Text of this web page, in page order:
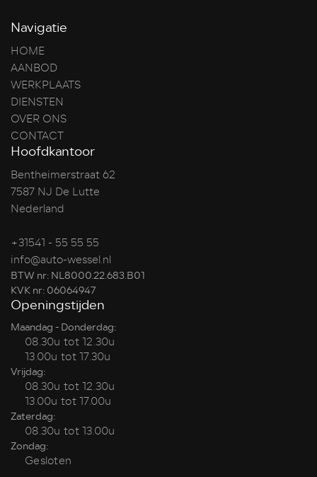
Navigatie
HOME
AANBOD
WERKPLAATS
DIENSTEN
OVER ONS
CONTACT
Hoofdkantoor
Bentheimerstraat 62
7587 NJ De Lutte
Nederland
+31541 - 55 55 55
info@auto-wessel.nl
BTW nr: NL8000.22.683.B01
KVK nr: 06064947
Openingstijden
Maandag - Donderdag:
08.30u tot 12.30u
13.00u tot 17.30u
Vrijdag:
08.30u tot 12.30u
13.00u tot 17.00u
Zaterdag:
08.30u tot 13.00u
Zondag:
Gesloten